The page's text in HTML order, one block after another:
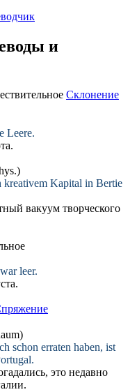
и
Склонение
Leere.
.
kreativem Kapital in Bertie
вакуум творческого
leer.
.
schon erraten haben, ist
это недавно